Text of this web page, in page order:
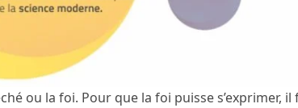
ou la foi. Pour que la foi puisse s’exprimer,